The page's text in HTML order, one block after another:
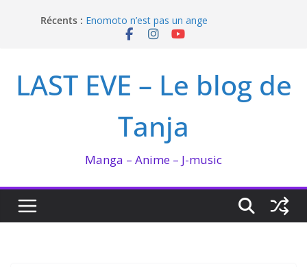
Récents : Enomoto n’est pas un ange
QUEEN BEE enflamme le Bataclan
I’m not in love de Zeniko Sumiya
LAST EVE – Le blog de
Tanja
Manga – Anime – J-music